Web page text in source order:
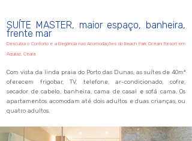
SUÍTE MASTER, maior espaço, banheira,
frente mar
Descubra o Conforto e a Elegância nas Acomodações do Beach Park Oceani Resort em
Aquiraz, Ceará
Com vista da linda praia do Porto das Dunas, as suítes de 40m²
oferecem frigobar, TV, telefone, ar-condicionado, cofre,
secador de cabelo, banheira, cama de casal e sofá cama. Os
apartamentos acomodam até dois adultos e duas crianças, ou
quatro adultos.